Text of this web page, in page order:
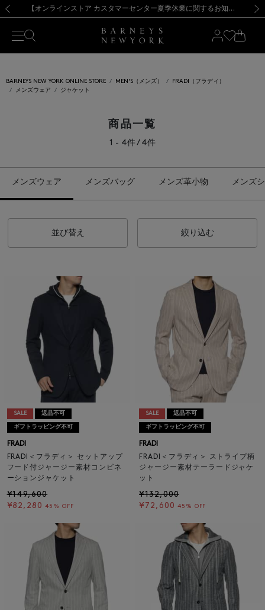
新規登録のお客様も対象！＜MY BARNEYS＞会員のお客様は11,000円（税込）以上のお買上げで常時送料無料！お買い物の際は会員登録を！
【夏季休業に伴う出荷一時停止のお知らせ】(2026.8.7) 【オンラインストア カスタマーセンター夏季休業に関するお知らせ】（2026.8.7）
【夏季休業に伴う返品・交換承り一時停止のお知らせ】（2026.8.5）
熊本県を中心とした地震の影響によるお荷物のお届けについて
【開催中】SUMMER SALEのご案内・ご注意事項 新規登録のお客様も対象！＜MY BARNEYS＞会員のお客様は11,000円（税込）以上のお買上げで常時送料無料！お買い物の際は会員登録を！
【夏季休業に伴う出荷一時停止のお知らせ】(2026.8.7)
BARNEYS NEW YORK ONLINE STORE MEN'S（メンズ）
FRADI（フラディ）
メンズウェア
ジャケット
商品一覧
1 - 4件 / 4件
メンズウェア メンズバッグ メンズ革小物 メンズ
並び替え 絞り込む
SALE 返品不可
ギフトラッピング不可
FRADI
FRADI＜フラディ＞ セットアップ
フード付ジャージー素材コンビネ
ーションジャケット
¥149,600
¥82,280 45% OFF
SALE 返品不可
ギフトラッピング不可
FRADI
FRADI＜フラディ＞ ストライプ柄
ジャージー素材テーラードジャケ
ット
¥132,000
¥72,600 45% OFF